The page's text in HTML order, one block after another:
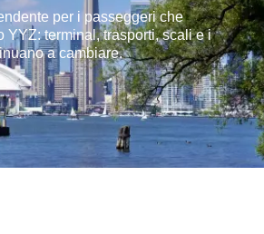
per i passeggeri che
YYZ: terminal, trasporti, scali e i
a cambiare.